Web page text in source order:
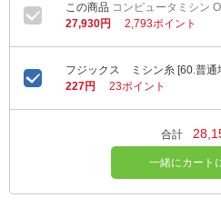
コンピュータミシン
27,930円
2,793ポイント
フジックス ミシン糸 [60.普通
227円
23ポイント
合計
一緒にカート